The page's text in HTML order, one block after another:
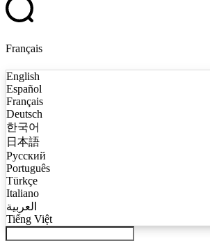
Français
English
Español
Français
Deutsch
한국어
日本語
Русский
Português
Türkçe
Italiano
العربية
Tiếng Việt